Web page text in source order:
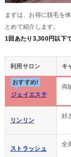
まずは、お得に脱毛を
とめて紹介します。
1回あたり3,300円以下
利用サロン キ
おすすめ!
ジェイエステ
両
リンリン
好
ストラッシュ
全